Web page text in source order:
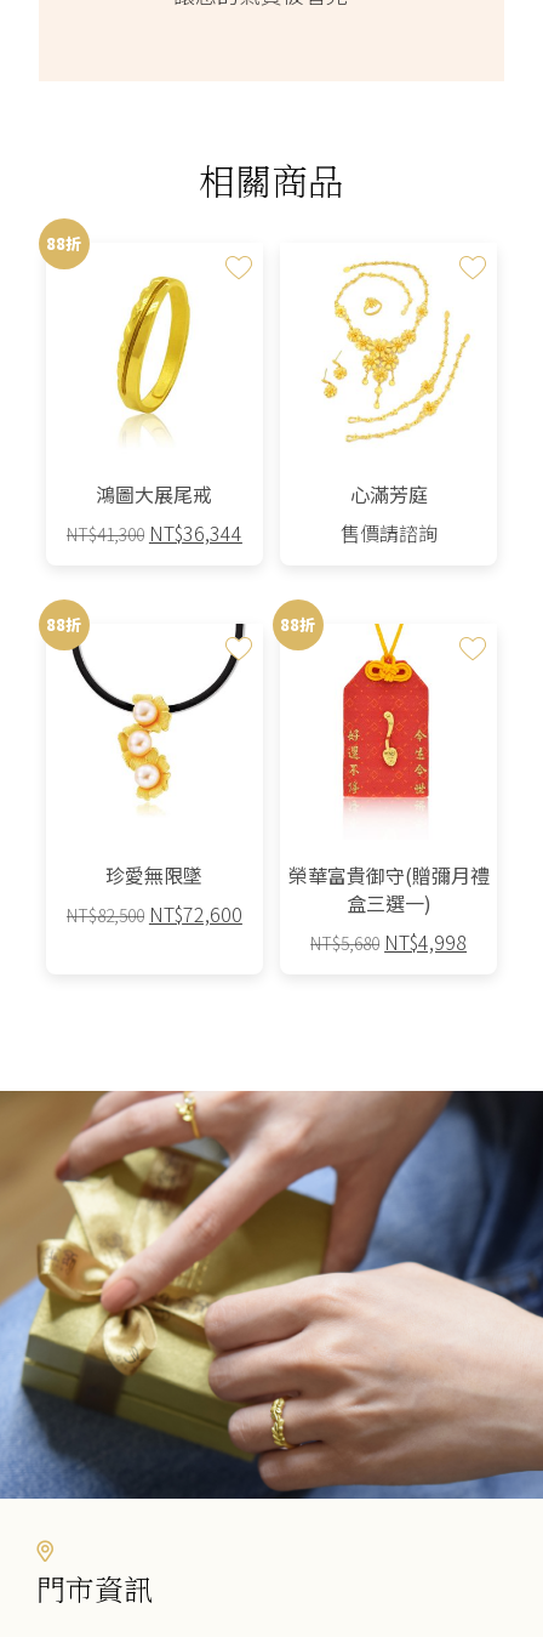
相關商品
88折
鴻圖大展尾戒
NT$41,300 原
NT$41,300。
NT$36,344目
格：
NT$36,344。
心滿芳庭
售價請諮詢
88折
珍愛無限墜
NT$82,500 原
NT$72,600目
88折
榮華富貴御守(贈彌月禮
盒三選一)
NT$5,680 原
NT$4,998
多
種
款
式。
可
在
面
選
擇
選
項
門市資訊